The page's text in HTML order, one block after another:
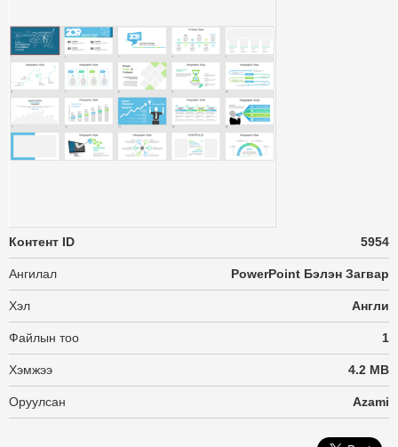
Контент ID 5954
Ангилал PowerPoint Бэлэн Загвар
Хэл Англи
Файлын тоо 1
Хэмжээ 4.2 MB
Оруулсан Azami